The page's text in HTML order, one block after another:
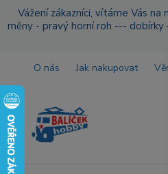
Vážení zákazníci, vítáme Vás
měny - pravý horní roh ---
O nás Jak nakupovat